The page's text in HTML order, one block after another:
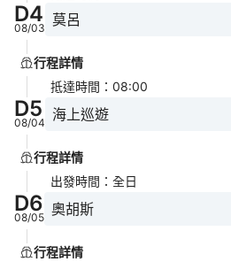
D4
08/03 莫呂
行程詳情
抵達時間 ： 08:00
D5
08/04 海上巡遊
行程詳情
出發時間 ： 全日
D6
08/05 奧胡斯
行程詳情